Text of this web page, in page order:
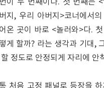
이 두 번째이다. 첫 번째는
지, 우리 아버지>코너에서
온 곳이 바로 <놀러와>다.
게 할까? 라는 생각과 기대,
정도로 안정되게 자리에 안
처음 고정 패널로 등장을